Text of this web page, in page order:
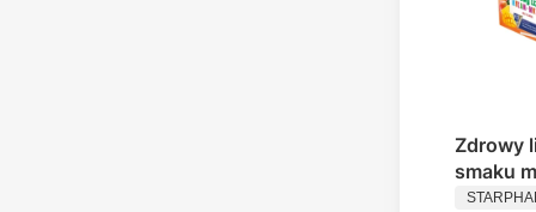
Zdrowy
smaku
Mniam-